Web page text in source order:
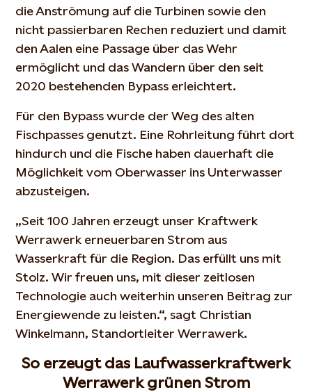
die Anströmung auf die Turbinen sowie den
nicht passierbaren Rechen reduziert und damit
den Aalen eine Passage über das Wehr
ermöglicht und das Wandern über den seit
2020 bestehenden Bypass erleichtert.
Für den Bypass wurde der Weg des alten
Fischpasses genutzt. Eine Rohrleitung führt dort
hindurch und die Fische haben dauerhaft die
Möglichkeit vom Oberwasser ins Unterwasser
abzusteigen.
„Seit 100 Jahren erzeugt unser Kraftwerk
Werrawerk erneuerbaren Strom aus
Wasserkraft für die Region. Das erfüllt uns mit
Stolz. Wir freuen uns, mit dieser zeitlosen
Technologie auch weiterhin unseren Beitrag zur
Energiewende zu leisten.“, sagt Christian
Winkelmann, Standortleiter Werrawerk.
So erzeugt das Laufwasserkraftwerk
Werrawerk grünen Strom